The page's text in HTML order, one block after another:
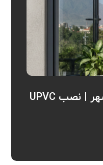
پنجره دوجداره در جهانشهر | نصب UPVC